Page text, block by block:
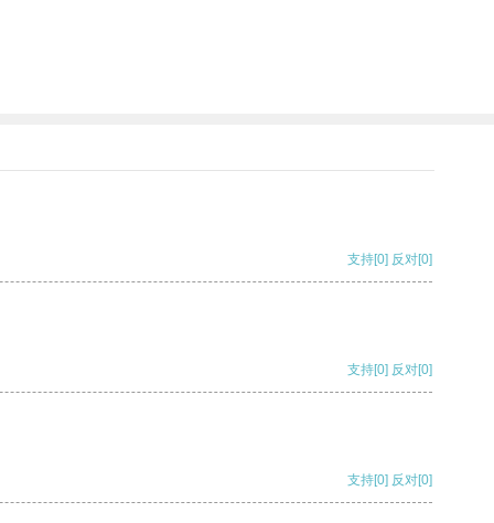
支持[0] 反对[0]
支持[0] 反对[0]
支持[0] 反对[0]